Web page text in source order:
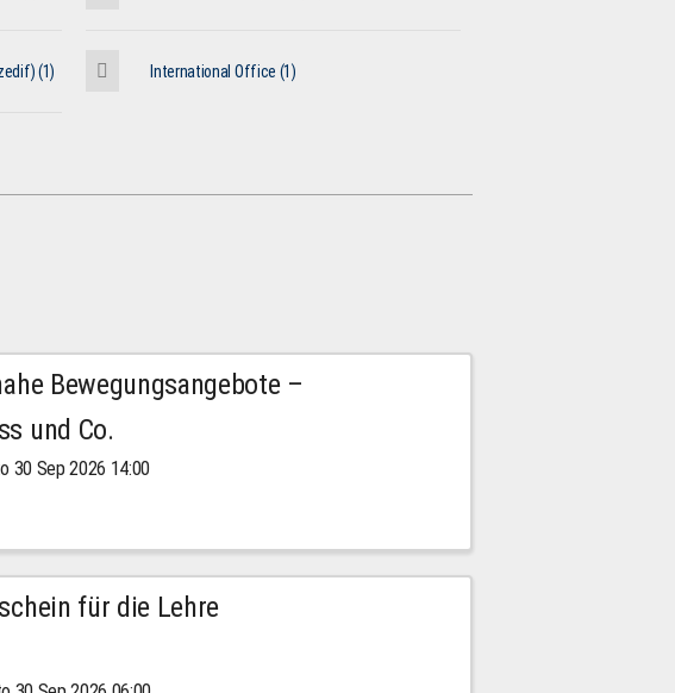
(1) International Office (1)
Bewegungsangebote –
und Co.
30 Sep 2026 14:00
für die Lehre